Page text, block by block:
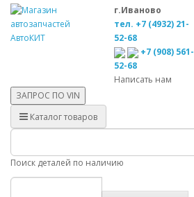
г.Иваново
тел. +7 (4932) 21-
52-68
+7 (908) 561-
52-68
Написать нам
ЗАПРОС ПО VIN
Каталог товаров
Поиск деталей по наличию